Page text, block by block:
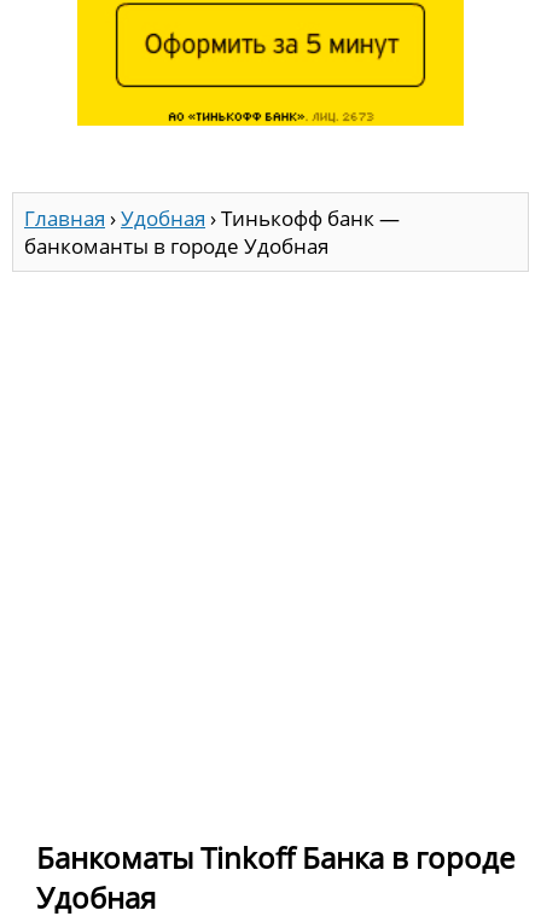
Главная ›Удобная ›Тинькофф банк —
банкоманты в городе Удобная
Банкоматы Tinkoff Банка в городе
Удобная